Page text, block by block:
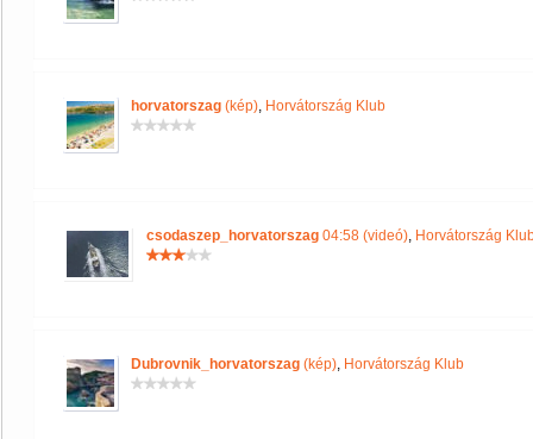
horvatorszag (kép), Horvátország Klub
csodaszep_horvatorszag 04:58 (videó), Horvátország
Dubrovnik_horvatorszag (kép), Horvátország Klub